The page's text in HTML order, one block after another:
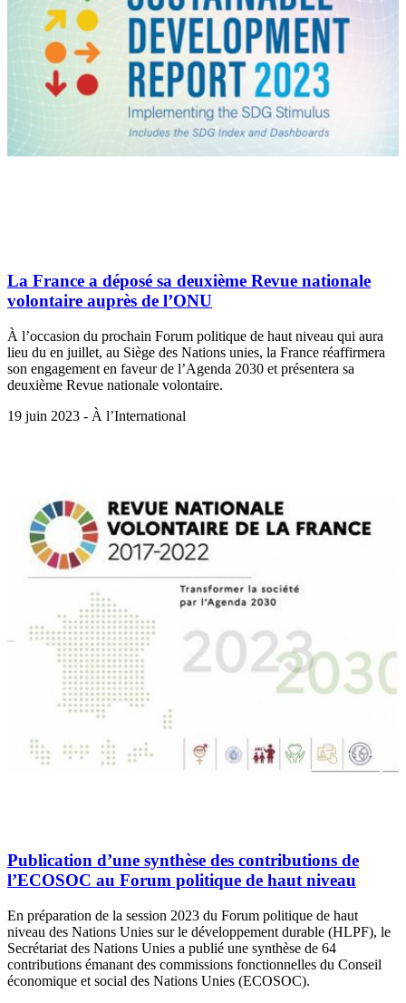
La France a déposé sa deuxième Revue nationale
volontaire auprès de l’ONU
À l’occasion du prochain Forum politique de haut niveau qui aura
lieu du en juillet, au Siège des Nations unies, la France réaffirmera
son engagement en faveur de l’Agenda 2030 et présentera sa
deuxième Revue nationale volontaire.
19 juin 2023 - À l’International
Publication d’une synthèse des contributions de
l’ECOSOC au Forum politique de haut niveau
En préparation de la session 2023 du Forum politique de haut
niveau des Nations Unies sur le développement durable (HLPF), le
Secrétariat des Nations Unies a publié une synthèse de 64
contributions émanant des commissions fonctionnelles du Conseil
économique et social des Nations Unies (ECOSOC).